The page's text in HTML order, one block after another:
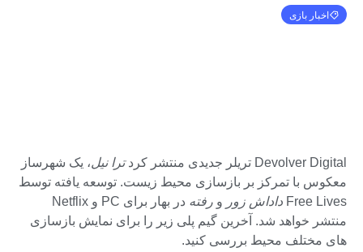
اخبار بازی
Devolver Digital تریلر جدیدی منتشر کرد ترا نیل، یک شهرساز
معکوس با تمرکز بر بازسازی محیط زیست. توسعه یافته توسط
Free Lives داداش زور و رفته
در بهار برای PC و Netflix
منتشر خواهد شد. آخرین گیم پلی زیر را برای نمایش بازسازی
های مختلف محیط بررسی کنید.